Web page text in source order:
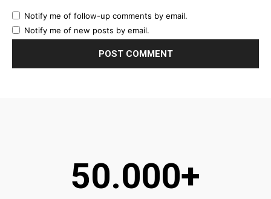
Notify me of follow-up comments by email.
Notify me of new posts by email.
50.000+